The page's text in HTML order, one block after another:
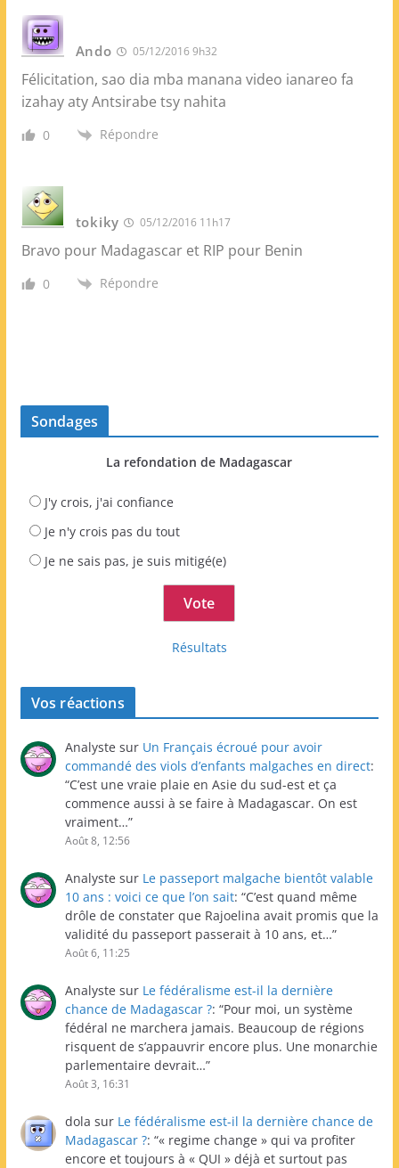
Ando 05/12/2016 9h32
Félicitation, sao dia mba manana video ianareo fa
izahay aty Antsirabe tsy nahita
0 Répondre
tokiky 05/12/2016 11h17
Bravo pour Madagascar et RIP pour Benin
0 Répondre
Sondages
La refondation de Madagascar
J'y crois, j'ai confiance
Je n'y crois pas du tout
Je ne sais pas, je suis mitigé(e)
Résultats
Vos réactions
Analyste sur Un Français écroué pour avoir
commandé des viols d’enfants malgaches en direct:
“C’est une vraie plaie en Asie du sud-est et ça
commence aussi à se faire à Madagascar. On est
vraiment…”
Août 8, 12:56
Analyste sur Le passeport malgache bientôt valable
10 ans : voici ce que l’on sait: “C’est quand même
drôle de constater que Rajoelina avait promis que la
validité du passeport passerait à 10 ans, et…”
Août 6, 11:25
Analyste sur Le fédéralisme est-il la dernière
chance de Madagascar ?: “Pour moi, un système
fédéral ne marchera jamais. Beaucoup de régions
risquent de s’appauvrir encore plus. Une monarchie
parlementaire devrait…”
Août 3, 16:31
dola sur Le fédéralisme est-il la dernière chance de
Madagascar ?: “« regime change » qui va profiter
encore et toujours à « QUI » déjà et surtout pas